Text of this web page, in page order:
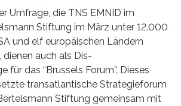
Umfrage, die TNS EMNID im
Stiftung im März unter 12.000
und elf europäischen Ländern
dienen auch als Dis­
für das “Brussels Forum”. Dieses
transatlantische Strategieforum
Stiftung gemeinsam mit